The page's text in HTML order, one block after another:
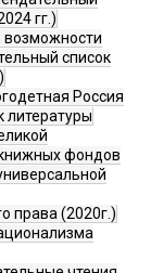
гг.)
возможности
список
Россия
литературы
фондов
права (2020г.)